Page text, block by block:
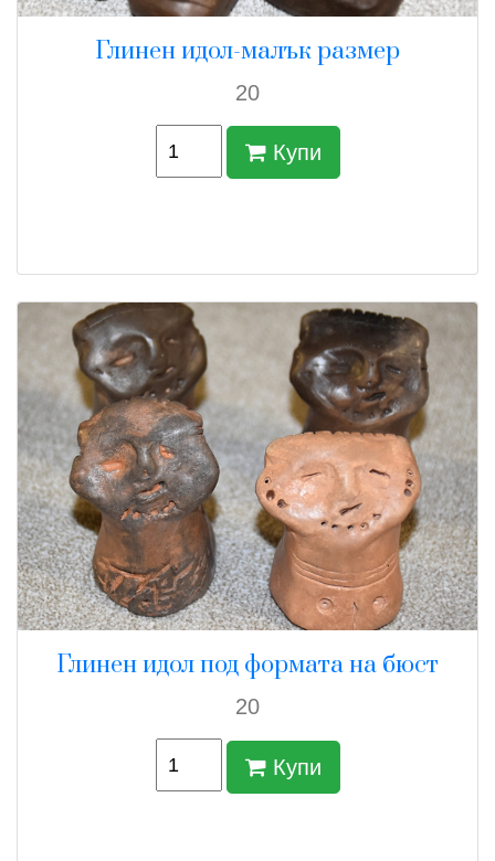
Глинен идол-малък размер
20
Купи
Глинен идол под формата на бюст
20
Купи